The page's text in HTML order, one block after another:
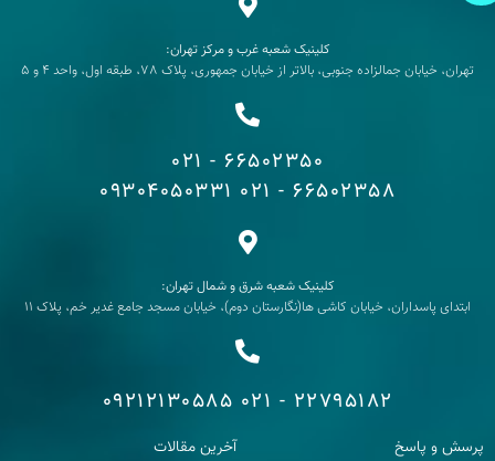
کلینیک شعبه غرب و مرکز تهران:
تهران، خیابان جمالزاده جنوبی، بالاتر از خیابان جمهوری، پلاک 78، طبقه اول، واحد 4 و 5
66502350 - 021
66502358 - 021
09304050331
کلینیک شعبه شرق و شمال تهران:
ابتدای پاسداران، خیابان کاشی ها(نگارستان دوم)، خیابان مسجد جامع غدیر خم، پلاک 11
22795182 - 021
09212130585
پرسش و پاسخ آخرین مقالات